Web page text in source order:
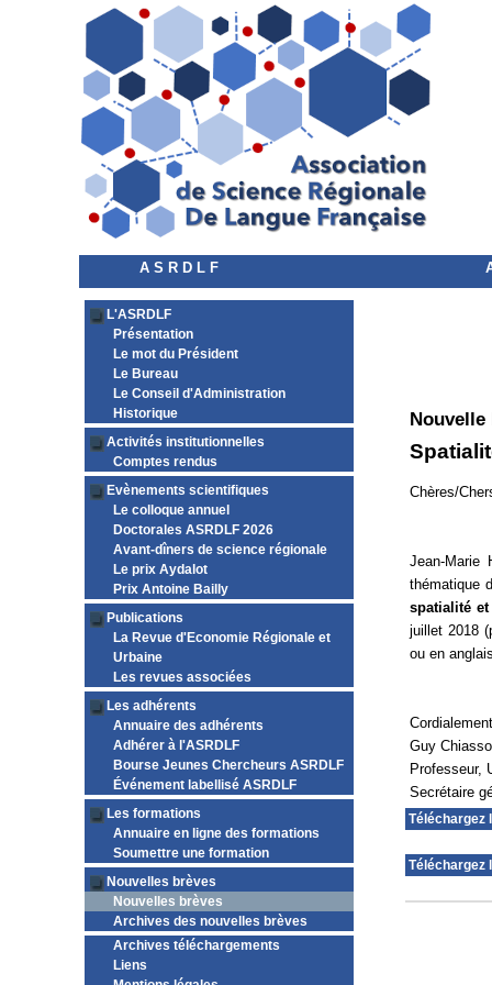
A S R D L F
L'ASRDLF
Présentation
Le mot du Président
Le Bureau
Le Conseil d'Administration
Historique
Activités institutionnelles
Comptes rendus
Evènements scientifiques
Le colloque annuel
Doctorales ASRDLF 2026
Avant-dîners de science régionale
Le prix Aydalot
Prix Antoine Bailly
Publications
La Revue d'Economie Régionale et
Urbaine
Les revues associées
Les adhérents
Annuaire des adhérents
Adhérer à l'ASRDLF
Bourse Jeunes Chercheurs ASRDLF
Événement labellisé ASRDLF
Les formations
Annuaire en ligne des formations
Soumettre une formation
Nouvelles brèves
Nouvelles brèves
Archives des nouvelles brèves
Archives téléchargements
Liens
Nouvelle
Chères/
Jean-Marie
thématique
spatialité
juillet 2018
ou en
Cordialement
Guy
Professeur,
Secrétaire
Téléchargez
Téléchargez